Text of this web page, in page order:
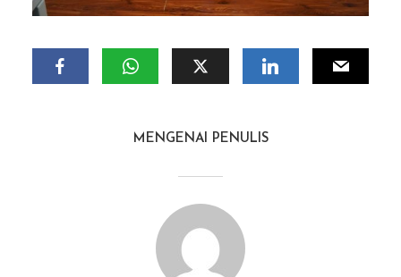
MENGENAI PENULIS